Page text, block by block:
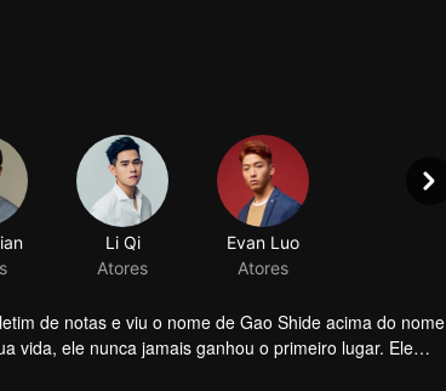
Li Qi
Atores
Evan Luo
Atores
de notas e viu o nome de Gao Shide acima do nome
vida, ele nunca jamais ganhou o primeiro lugar. Ele
do ensino segundário chegou, ele não teve que